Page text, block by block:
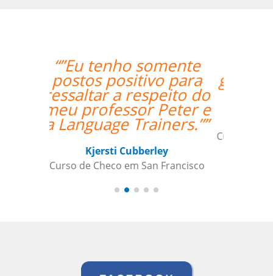
“”My teacher is very
good and I had a great
week with her!””
Mustafa Hussain
Curso de Português em São Jose dos
Campos